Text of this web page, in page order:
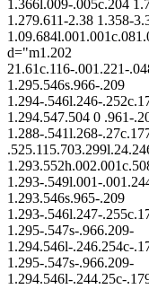
1.366l.009-.005c.204
1.279.611-2.38 1.358-
d="m1.202
21.61c.116-.001.221-
1.295.546s.966-.209
1.294-.546l.246-
1.294.547.504 0 .961-
1.288-.541l.268-
1.293-.549l.001-
1.293.546s.965-.209
1.293-.546l.247-
1.295-.547s-.966.209-
1.294.546l-.246.254c-
1.295-.547s-.966.209-
1.294.546l-.244.25c-